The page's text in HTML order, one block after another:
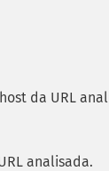
da URL
analisada.